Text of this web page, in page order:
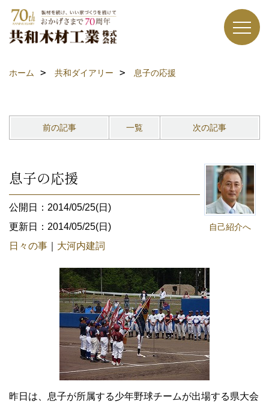
ホーム 共和ダイアリー 息子の応援
前の記事 一覧 次の記事
自己紹介へ
息子の応援
公開日：2014/05/25(日)
更新日：2014/05/25(日)
日々の事
大河内建詞
昨日は、息子が所属する少年野球チームが出場する県大会